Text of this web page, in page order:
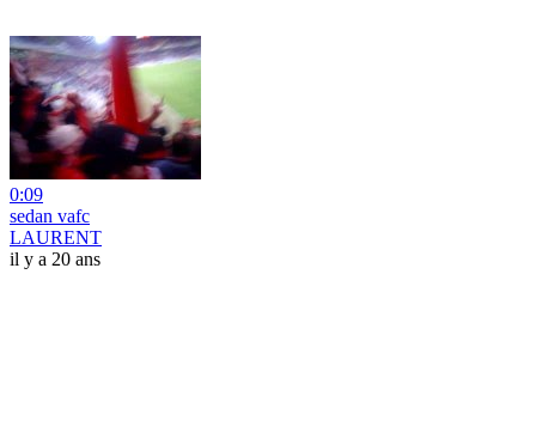
0:09
sedan vafc
LAURENT
il y a 20 ans